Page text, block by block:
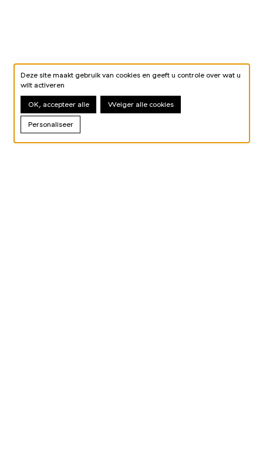
Deze site maakt gebruik van cookies en geeft u controle over wat u
wilt activeren
OK, accepteer alle Weiger alle cookies
Personaliseer